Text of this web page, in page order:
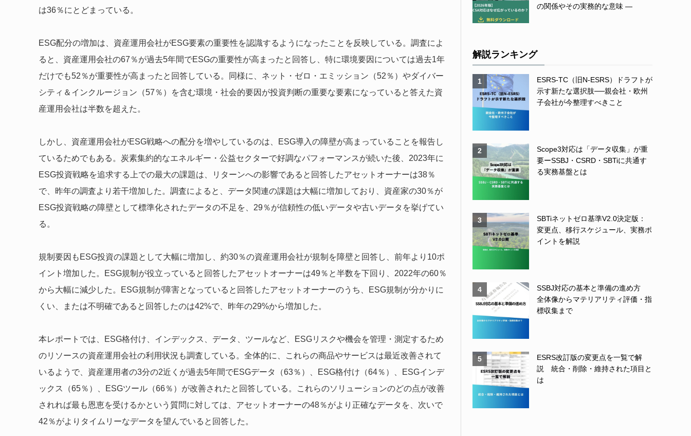
は36％にとどまっている。
ESG配分の増加は、資産運用会社がESG要素の重要性を認識するようになったことを反映している。調査によ
ると、資産運用会社の67％が過去5年間でESGの重要性が高まったと回答し、特に環境要因については過去1年
だけでも52％が重要性が高まったと回答している。同様に、ネット・ゼロ・エミッション（52％）やダイバー
シティ＆インクルージョン（57％）を含む環境・社会的要因が投資判断の重要な要素になっていると答えた資
産運用会社は半数を超えた。
しかし、資産運用会社がESG戦略への配分を増やしているのは、ESG導入の障壁が高まっていることを報告し
ているためでもある。炭素集約的なエネルギー・公益セクターで好調なパフォーマンスが続いた後、2023年に
ESG投資戦略を追求する上での最大の課題は、リターンへの影響であると回答したアセットオーナーは38％
で、昨年の調査より若干増加した。調査によると、データ関連の課題は大幅に増加しており、資産家の30％が
ESG投資戦略の障壁として標準化されたデータの不足を、29％が信頼性の低いデータや古いデータを挙げてい
る。
規制要因もESG投資の課題として大幅に増加し、約30％の資産運用会社が規制を障壁と回答し、前年より10ポ
イント増加した。ESG規制が役立っていると回答したアセットオーナーは49％と半数を下回り、2022年の60％
から大幅に減少した。ESG規制が障害となっていると回答したアセットオーナーのうち、ESG規制が分かりに
くい、または不明確であると回答したのは42%で、昨年の29%から増加した。
本レポートでは、ESG格付け、インデックス、データ、ツールなど、ESGリスクや機会を管理・測定するため
のリソースの資産運用会社の利用状況も調査している。全体的に、これらの商品やサービスは最近改善されて
いるようで、資産運用者の3分の2近くが過去5年間でESGデータ（63％）、ESG格付け（64％）、ESGインデ
ックス（65％）、ESGツール（66％）が改善されたと回答している。これらのソリューションのどの点が改善
されれば最も恩恵を受けるかという質問に対しては、アセットオーナーの48％がより正確なデータを、次いで
42％がよりタイムリーなデータを望んでいると回答した。
の関係やその実務的な意味 ―
解説ランキング
1
ESRS-TC（旧N-ESRS）ドラフトが
示す新たな選択肢──親会社・欧州
子会社が今整理すべきこと
2
Scope3対応は「データ収集」が重
要ーSSBJ・CSRD・SBTiに共通す
る実務基盤とは
3
SBTiネットゼロ基準V2.0決定版：
変更点、移行スケジュール、実務ポ
イントを解説
4
SSBJ対応の基本と準備の進め方
全体像からマテリアリティ評価・指
標収集まで
5
ESRS改訂版の変更点を一覧で解
説 統合・削除・維持された項目と
は